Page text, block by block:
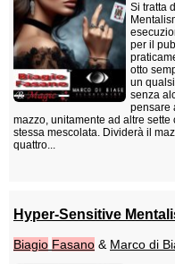
Si tratta
per il
otto
un
senza
pensare
mazzo, unitamente ad altre
stessa mescolata. Dividerà il
quattro...
Hyper-Sensitive
Biagio Fasano & Marco di